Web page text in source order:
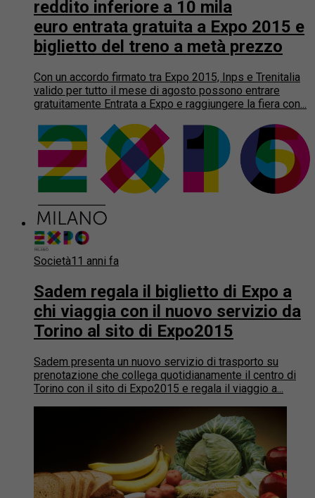
reddito inferiore a 10 mila
euro entrata gratuita a Expo 2015 e
biglietto del treno a metà prezzo
Con un accordo firmato tra Expo 2015, Inps e Trenitalia
valido per tutto il mese di agosto possono entrare
gratuitamente Entrata a Expo e raggiungere la fiera con...
Società11 anni fa
Sadem regala il biglietto di Expo a
chi viaggia con il nuovo servizio da
Torino al sito di Expo2015
Sadem presenta un nuovo servizio di trasporto su
prenotazione che collega quotidianamente il centro di
Torino con il sito di Expo2015 e regala il viaggio a...